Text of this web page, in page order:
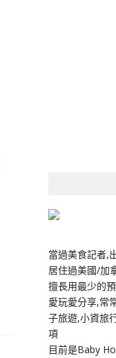
當過美食記者,
居住過美國/加
擅長用最少的
愛玩愛分享,常
子旅遊,小資旅
項
目前是Baby